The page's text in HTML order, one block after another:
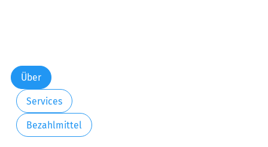
Über
Services
Bezahlmittel